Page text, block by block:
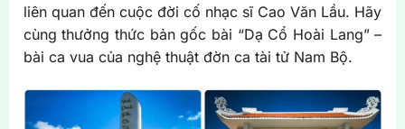
liên quan đến cuộc đời cố nhạc sĩ Cao Văn Lầu. Hãy
cùng thưởng thức bản gốc bài “Dạ Cổ Hoài Lang” –
bài ca vua của nghệ thuật đờn ca tài tử Nam Bộ.